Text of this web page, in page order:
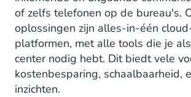
of zelfs telefonen op de bureau's.
oplossingen zijn alles-in-één
platformen, met alle tools die je
center nodig hebt. Dit biedt vele
kostenbesparing, schaalbaarheid,
inzichten.